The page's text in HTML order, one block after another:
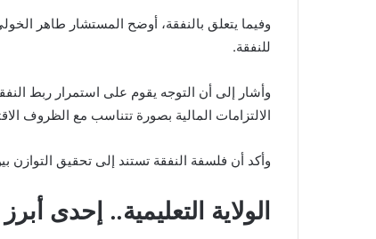
وفيما يتعلق بالنفقة، أوضح المستشار طاهر
للنفقة.
وأشار إلى أن التوجه يقوم على استمرار ربط
الالتزامات المالية بصورة تتناسب مع الظروف
وأكد أن فلسفة النفقة تستند إلى تحقيق التوازن
الولاية التعليمية.. إحدى